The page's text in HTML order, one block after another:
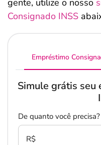
gente, utilize o nosso
Consignado INSS
Empréstimo
Simule grátis seu
De quanto você precisa?
R$